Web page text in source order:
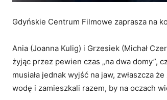
Gdyńskie Centrum Filmowe zaprasza na
Ania (Joanna Kulig) i Grzesiek (Michał
żyjąc przez pewien czas „na dwa domy”,
musiała jednak wyjść na jaw, zwłaszcza
wodę i zamieszkali razem, by na oczach